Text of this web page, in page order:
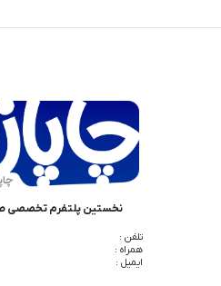
نخستین پلتفرم تخصصی
تلفن :
همراه :
ایمیل :